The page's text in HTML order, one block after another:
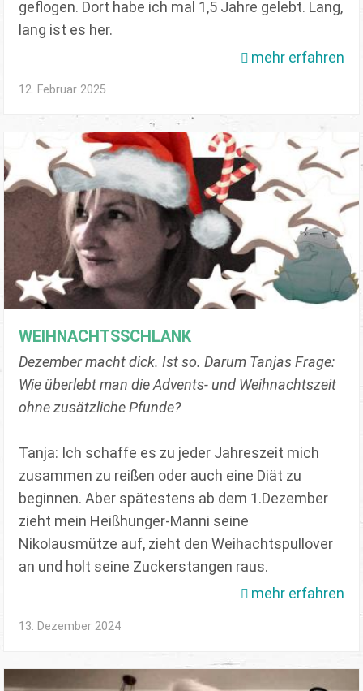
geflogen. Dort habe ich mal 1,5 Jahre gelebt. Lang,
lang ist es her.
mehr erfahren
12. Februar 2025
WEIHNACHTSSCHLANK
Dezember macht dick. Ist so. Darum Tanjas Frage:
Wie überlebt man die Advents- und Weihnachtszeit
ohne zusätzliche Pfunde?
Tanja: Ich schaffe es zu jeder Jahreszeit mich
zusammen zu reißen oder auch eine Diät zu
beginnen. Aber spätestens ab dem 1.Dezember
zieht mein Heißhunger-Manni seine
Nikolausmütze auf, zieht den Weihachtspullover
an und holt seine Zuckerstangen raus.
mehr erfahren
13. Dezember 2024